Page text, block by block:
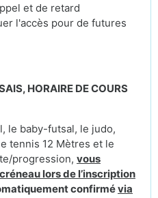
et de retard
l'accès pour de futures
HORAIRE DE COURS
le baby-futsal, le judo,
tennis 12 Mètres et le
progression, vous
lors de l’inscription
confirmévia